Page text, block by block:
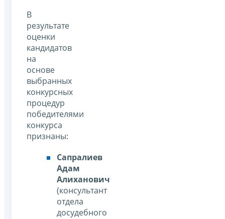
В
результате
оценки
кандидатов
на
основе
выбранных
конкурсных
процедур
победителями
конкурса
признаны:
Сапралиев
Адам
Алиханович
(консультант
отдела
досудебного